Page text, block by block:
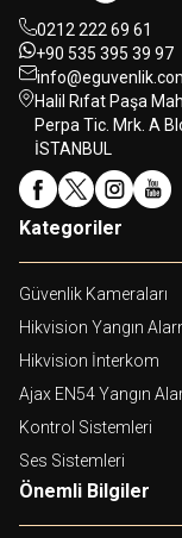
0212 222 69 61
+90 535 395 39 97
Halil Rıfat Paşa Mah.
Perpa Tic. Mrk. A
İSTANBUL
Kategoriler
Güvenlik Kameraları
Hikvision Yangın
Hikvision İnterkom
Ajax EN54 Yangın
Kontrol Sistemleri
Ses Sistemleri
Önemli Bilgiler